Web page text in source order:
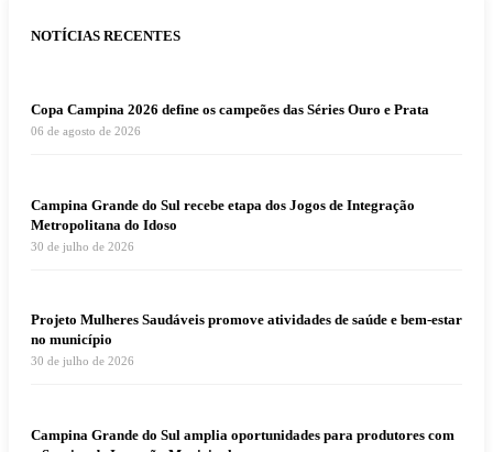
NOTÍCIAS RECENTES
Copa Campina 2026 define os campeões das Séries Ouro e Prata
06 de agosto de 2026
Campina Grande do Sul recebe etapa dos Jogos de Integração
Metropolitana do Idoso
30 de julho de 2026
Projeto Mulheres Saudáveis promove atividades de saúde e bem-estar
no município
30 de julho de 2026
Campina Grande do Sul amplia oportunidades para produtores com